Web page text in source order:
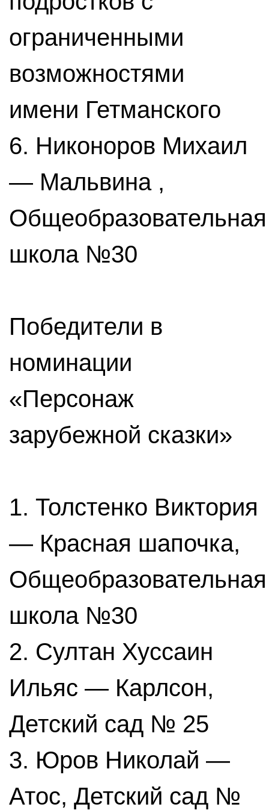
ограниченными
возможностями
имени Гетманского
6. Никоноров Михаил
— Мальвина ,
Общеобразовательная
школа №30
Победители в
номинации
«Персонаж
зарубежной сказки»
1. Толстенко Виктория
— Красная шапочка,
Общеобразовательная
школа №30
2. Султан Хуссаин
Ильяс — Карлсон,
Детский сад № 25
3. Юров Николай —
Атос, Детский сад №